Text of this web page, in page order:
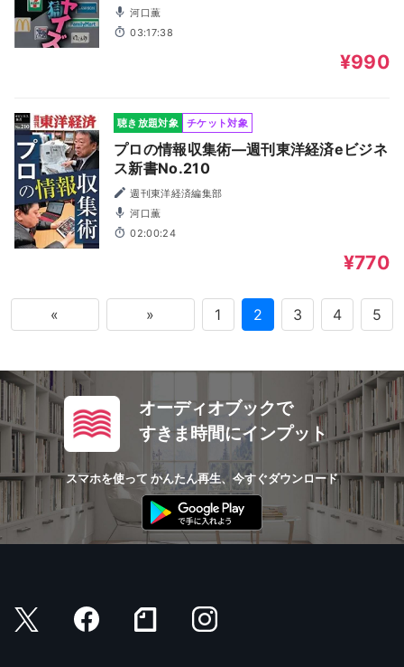
河口薫
03:17:38
¥990
聴き放題対象 チケット対象
プロの情報収集術―週刊東洋経済eビジネ
ス新書No.210
週刊東洋経済編集部
河口薫
02:00:24
¥770
« » 1 2 3 4 5
オーディオブックで
すきま時間にインプット
スマホを使って かんたん再生、今すぐダウンロード